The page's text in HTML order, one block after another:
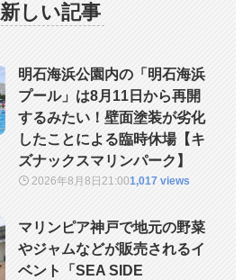
新しい記事
明石海浜公園内の「明石海浜
プール」は8月11日から再開
するみたい！壁面塗装が劣化
したことによる臨時休場【キ
ズナックスマリンパーク】
2026年8月8日21:001,017 views
マリンピア神戸で地元の野菜
やジャムなどが販売されるイ
ベント「SEA SIDE